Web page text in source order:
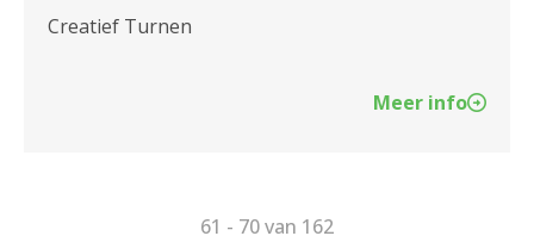
Creatief Turnen
Meer info
61 - 70 van 162